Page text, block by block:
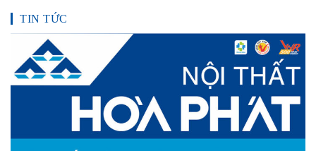
TIN TỨC